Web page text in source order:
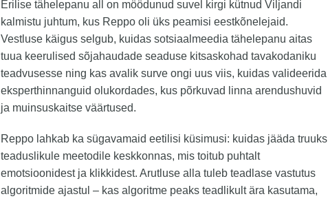
Erilise tähelepanu all on möödunud suvel kirgi kütnud Viljandi
kalmistu juhtum, kus Reppo oli üks peamisi eestkõnelejaid.
Vestluse käigus selgub, kuidas sotsiaalmeedia tähelepanu aitas
tuua keerulised sõjahaudade seaduse kitsaskohad tavakodaniku
teadvusesse ning kas avalik surve ongi uus viis, kuidas valideerida
eksperthinnanguid olukordades, kus põrkuvad linna arendushuvid
ja muinsuskaitse väärtused.
Reppo lahkab ka sügavamaid eetilisi küsimusi: kuidas jääda truuks
teaduslikule meetodile keskkonnas, mis toitub puhtalt
emotsioonidest ja klikkidest. Arutluse alla tuleb teadlase vastutus
algoritmide ajastul – kas algoritme peaks teadlikult ära kasutama,